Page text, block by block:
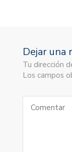
Dejar una
Tu dirección
Los campos